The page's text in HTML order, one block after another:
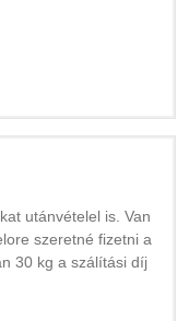
utánvételel is. Van
szeretné fizetni a
30 kg a szálítási díj